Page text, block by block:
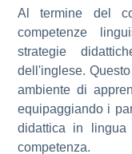
Al termine del
competenze
strategie
dell'inglese.
ambiente di
equipaggiando i
didattica in lingua
competenza.